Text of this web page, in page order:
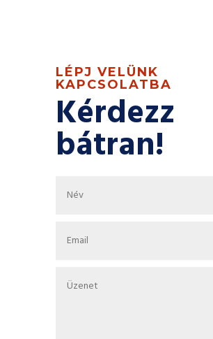
LÉPJ VELÜNK
KAPCSOLATBA
Kérdezz
bátran!